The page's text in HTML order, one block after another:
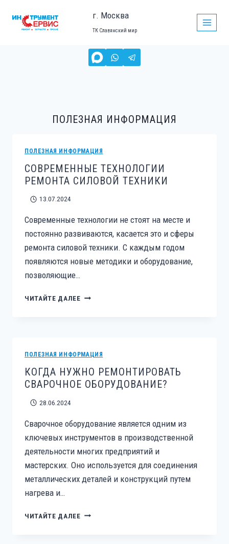
г. Москва
ТК Славянский мир
ПОЛЕЗНАЯ ИНФОРМАЦИЯ
ПОЛЕЗНАЯ ИНФОРМАЦИЯ
СОВРЕМЕННЫЕ ТЕХНОЛОГИИ
РЕМОНТА СИЛОВОЙ ТЕХНИКИ
13.07.2024
Современные технологии не стоят на месте и
постоянно развиваются, касается это и сферы
ремонта силовой техники. С каждым годом
появляются новые методики и оборудование,
позволяющие…
ЧИТАЙТЕ ДАЛЕЕСОВРЕМЕННЫЕ
ПОЛЕЗНАЯ ИНФОРМАЦИЯ
КОГДА НУЖНО РЕМОНТИРОВАТЬ
СВАРОЧНОЕ ОБОРУДОВАНИЕ?
28.06.2024
Сварочное оборудование является одним из
ключевых инструментов в производственной
деятельности многих предприятий и
мастерских. Оно используется для соединения
металлических деталей и конструкций путем
нагрева и…
ЧИТАЙТЕ ДАЛЕЕКОГДА